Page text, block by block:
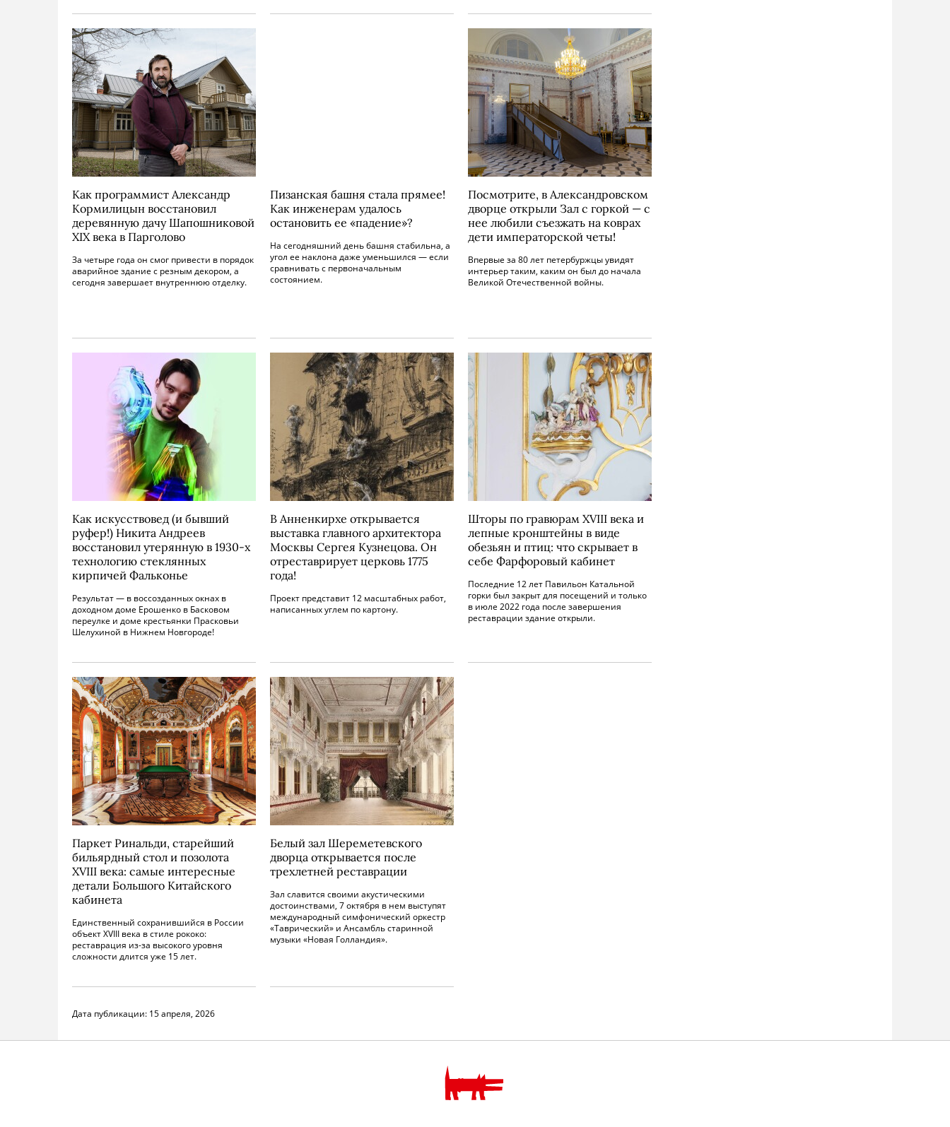
Как программист Александр
Кормилицын восстановил
деревянную дачу Шапошниковой
XIX века в Парголово
За четыре года он смог привести в порядок
аварийное здание с резным декором, а
сегодня завершает внутреннюю отделку.
Пизанская башня стала прямее!
Как инженерам удалось
остановить ее «падение»?
На сегодняшний день башня стабильна, а
угол ее наклона даже уменьшился — если
сравнивать с первоначальным
состоянием.
Посмотрите, в Александровском
дворце открыли Зал с горкой — с
нее любили съезжать на коврах
дети императорской четы!
Впервые за 80 лет петербуржцы увидят
интерьер таким, каким он был до начала
Великой Отечественной войны.
Как искусствовед (и бывший
руфер!) Никита Андреев
восстановил утерянную в 1930-х
технологию стеклянных
кирпичей Фальконье
Результат — в воссозданных окнах в
доходном доме Ерошенко в Басковом
переулке и доме крестьянки Прасковьи
Шелухиной в Нижнем Новгороде!
В Анненкирхе открывается
выставка главного архитектора
Москвы Сергея Кузнецова. Он
отреставрирует церковь 1775
года!
Проект представит 12 масштабных работ,
написанных углем по картону.
Шторы по гравюрам XVIII века и
лепные кронштейны в виде
обезьян и птиц: что скрывает в
себе Фарфоровый кабинет
Последние 12 лет Павильон Катальной
горки был закрыт для посещений и только
в июле 2022 года после завершения
реставрации здание открыли.
Паркет Ринальди, старейший
бильярдный стол и позолота
XVIII века: самые интересные
детали Большого Китайского
кабинета
Единственный сохранившийся в России
объект XVIII века в стиле рококо:
реставрация из-за высокого уровня
сложности длится уже 15 лет.
Белый зал Шереметевского
дворца открывается после
трехлетней реставрации
Зал славится своими акустическими
достоинствами, 7 октября в нем выступят
международный симфонический оркестр
«Таврический» и Ансамбль старинной
музыки «Новая Голландия».
Дата публикации: 15 апреля, 2026